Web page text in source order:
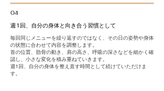
04
週1回、自分の身体と向き合う習慣として
毎回同じメニューを繰り返すのではなく、その日の姿勢や身体
の状態に合わせて内容を調整します。
首の位置、肋骨の動き、肩の高さ、呼吸の深さなどを細かく確
認し、小さな変化を積み重ねていきます。
週1回、自分の身体を整え直す時間として続けていただけま
す。